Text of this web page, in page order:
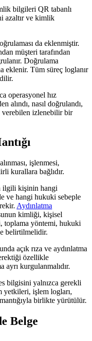
bilgileri QR tabanlı
azaltır ve kimlik
da eklenmiştir.
müşteri tarafından
Doğrulama
eklenir. Tüm süreç loglanır
operasyonel hız
alındı, nasıl doğrulandı,
verebilen izlenebilir bir
işlenmesi,
kurallara bağlıdır.
ilgili kişinin hangi
ve hangi hukuki sebeple
Aydınlatma
kimliği, kişisel
toplama yöntemi, hukuki
belirtilmelidir.
açık rıza ve aydınlatma
özellikle
ayrı kurgulanmalıdır.
bilgisini yalnızca gerekli
yetkileri, işlem logları,
birlikte yürütülür.
Belge